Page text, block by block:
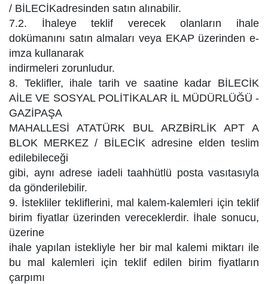
/ BİLECİKadresinden satın alınabilir.
7.2. İhaleye teklif verecek olanların ihale
dokümanını satın almaları veya EKAP üzerinden e-
imza kullanarak
indirmeleri zorunludur.
8. Teklifler, ihale tarih ve saatine kadar BİLECİK
AİLE VE SOSYAL POLİTİKALAR İL MÜDÜRLÜĞÜ -
GAZİPAŞA
MAHALLESİ ATATÜRK BUL ARZBİRLİK APT A
BLOK MERKEZ / BİLECİK adresine elden teslim
edilebileceği
gibi, aynı adrese iadeli taahhütlü posta vasıtasıyla
da gönderilebilir.
9. İstekliler tekliflerini, mal kalem-kalemleri için teklif
birim fiyatlar üzerinden vereceklerdir. İhale sonucu,
üzerine
ihale yapılan istekliyle her bir mal kalemi miktarı ile
bu mal kalemleri için teklif edilen birim fiyatların
çarpımı